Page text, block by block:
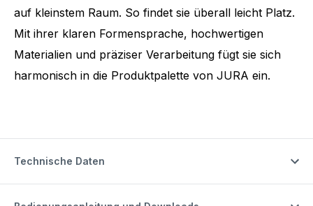
auf kleinstem Raum. So findet sie überall leicht Platz.
Mit ihrer klaren Formensprache, hochwertigen
Materialien und präziser Verarbeitung fügt sie sich
harmonisch in die Produktpalette von JURA ein.
Technische Daten